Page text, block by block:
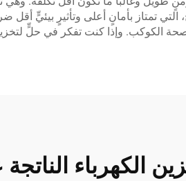
التي تمتاز بأمانٍ أعلى وتأثيرٍ بيئيٍّ
الكوكب. وإذا كنت تفكر في حلٍّ
الكهرباء